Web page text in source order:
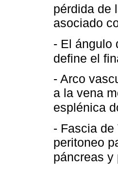
pérdida de
asociado
- El ángulo
define el
- Arco
a la vena
esplénica
- Fascia
peritoneo
páncreas y